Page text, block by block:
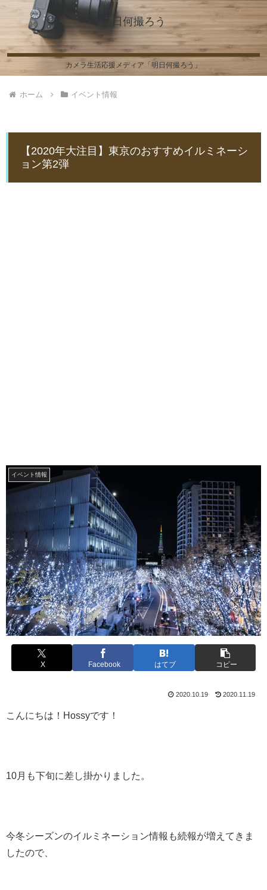
明日何撮ろう
カメラ生活応援メディア「明日何撮ろう」
ホーム イベント情報
【2020年大注目】東京のおすすめイルミネーシ
ョン第2弾
イベント情報
X Facebook はてブ コピー
2020.10.19 2020.11.19
こんにちは！Hossyです！
10月も下旬に差し掛かりました。
今冬シーズンのイルミネーション情報も続報が増えてきま
したので、